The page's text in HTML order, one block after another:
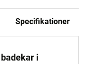
Specifikationer
i